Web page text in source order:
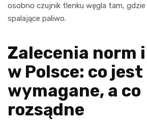
osobno czujnik tlenku węgla tam, gdzie
spalające paliwo.
Zalecenia norm
w Polsce: co jest
wymagane, a co
rozsądne